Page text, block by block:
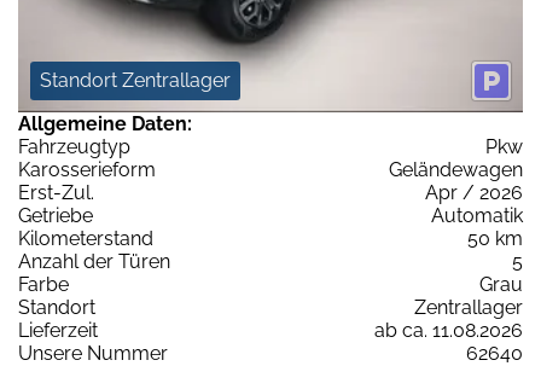
Standort Zentrallager
Allgemeine Daten:
Fahrzeugtyp
Pkw
Karosserieform
Geländewagen
Erst-Zul.
Apr / 2026
Getriebe
Automatik
Kilometerstand
50 km
Anzahl der Türen
5
Farbe
Grau
Standort
Zentrallager
Lieferzeit
ab ca. 11.08.2026
Unsere Nummer
62640